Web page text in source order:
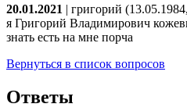
20.01.2021 | григорий
я Григорий Владимирович
знать есть на мне порча
Вернуться в список вопросов
Ответы